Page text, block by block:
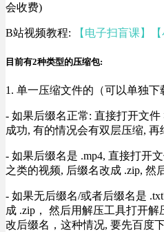
会收费)
B站视频教程: 【电子扫盲课】
目前有2种类型的压缩包:
1. 单一压缩文件的（可以单独下
- 如果后缀名正常: 直接打开文
成功, 有的情况会有双层压缩, 再
- 如果后缀名是 .mp4, 直接打开
之类的视频, 后缀名改成 .zip, 然
- 如果无后缀名/或者后缀名是
成 .zip， 然后用解压工具打开
改后缀名，这种情况, 要先百度